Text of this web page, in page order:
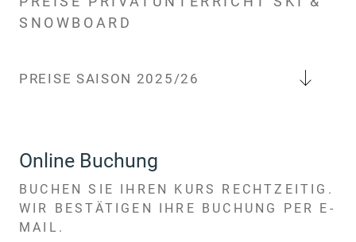
SNOWBOARD
PREISE SAISON 2025/26
50 min € 65,00
Online Buchung
BUCHEN SIE IHREN KURS RECHTZEITIG.
WIR BESTÄTIGEN IHRE BUCHUNG PER E-
MAIL.